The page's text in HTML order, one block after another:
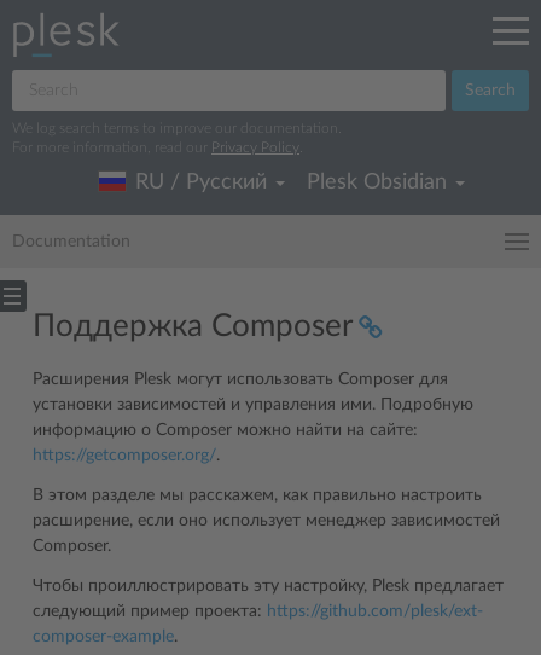
Search
We log search terms to improve our documentation.
For more information, read our
Privacy Policy
RU / Русский Plesk Obsidian
Documentation
Поддержка Composer
Расширения Plesk могут использовать Composer для
установки зависимостей и управления ими. Подробную
информацию о Composer можно найти на сайте:
https://getcomposer.org/.
В этом разделе мы расскажем, как правильно настроить
расширение, если оно использует менеджер зависимостей
Composer.
Чтобы проиллюстрировать эту настройку, Plesk предлагает
следующий пример проекта: https://github.com/plesk/ext-
composer-example.